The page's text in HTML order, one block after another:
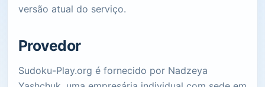
versão atual do serviço.
Provedor
Sudoku-Play.org é fornecido por Nadzeya